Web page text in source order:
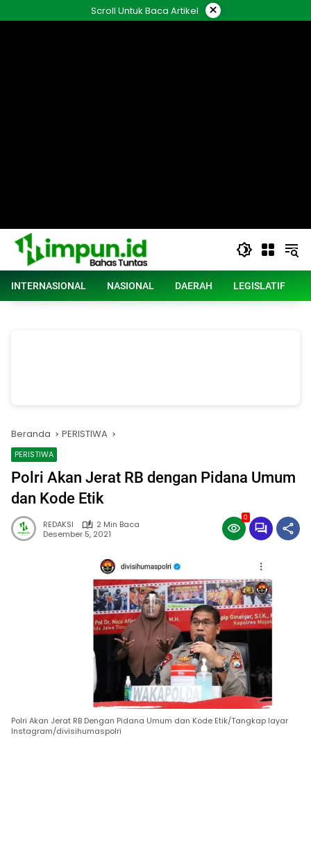
ke
Scroll Untuk Baca Artikel ×
INTERNASIONAL NASIONAL DAERAH LEGISLATIF
Beranda PERISTIWA
PERISTIWA
Polri Akan Jerat RB dengan Pidana Umum
dan Kode Etik
REDAKSI
2 Min Baca
Desember 5, 2021
0
Polri Akan Jerat RB Dengan Pidana Umum dan Kode Etik/Tangkap layar
Instagram/divisihumaspolri